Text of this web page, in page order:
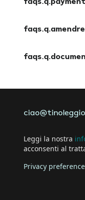
Leggi la nostra
acconsenti al
Privacy preference